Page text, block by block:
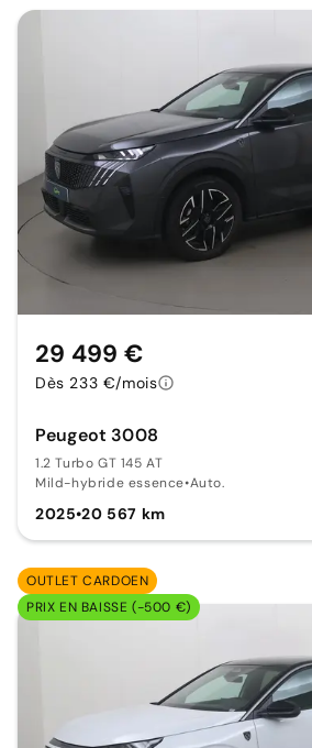
Peugeot 3008
1.2 Turbo GT 145 AT
Mild-hybride essence•Auto.
2025•20 567 km
29 499 €
Dès 233 €/mois
OUTLET CARDOEN
PRIX EN BAISSE (-500 €)